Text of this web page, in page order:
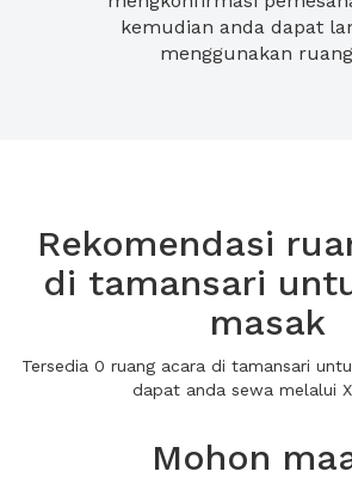
kemudian anda dapat
menggunakan
Rekomendasi
di tamansari
masak
Tersedia 0 ruang acara di tamansari
dapat anda sewa melalui
Mohon